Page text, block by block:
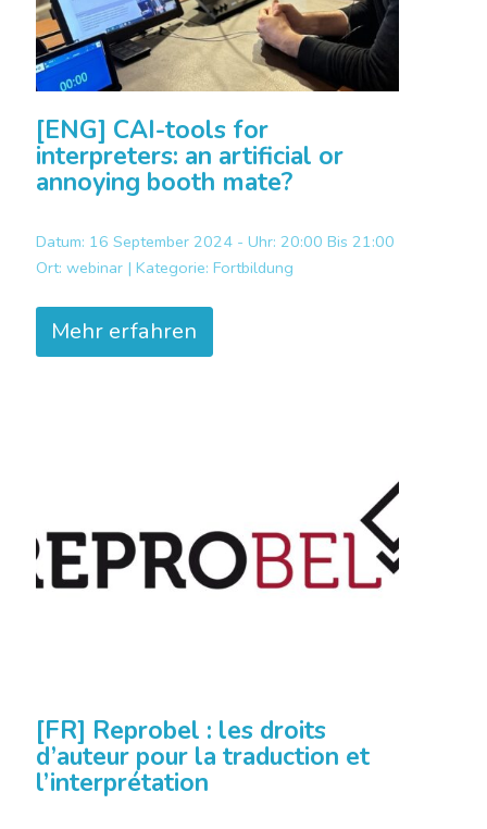
[ENG] CAI-tools for
interpreters: an artificial or
annoying booth mate?
Datum: 16 September 2024 - Uhr: 20:00 Bis 21:00
Ort: webinar | Kategorie: Fortbildung
Mehr erfahren
[FR] Reprobel : les droits
d’auteur pour la traduction et
l’interprétation